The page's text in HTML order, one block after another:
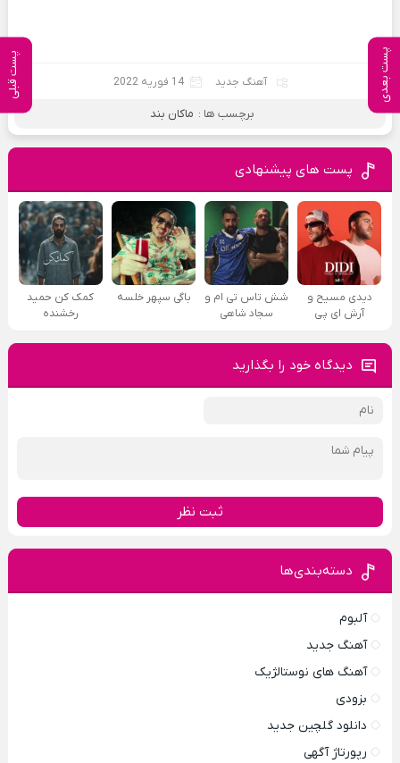
پست بعدی پست قبلی آهنگ جدید 14 فوریه 2022
برچسب ها : ماکان بند
پست های پیشنهادی
دیدی مسیح و
آرش ای پی
شش تاس تی ام و
سجاد شاهی
باگی سپهر خلسه
کمک کن حمید
رخشنده
دیدگاه خود را بگذارید
ثبت نظر
دسته‌بندی‌ها
آلبوم
آهنگ جدید
آهنگ های نوستالژیک
بزودی
دانلود گلچین جدید
رپورتاژ آگهی